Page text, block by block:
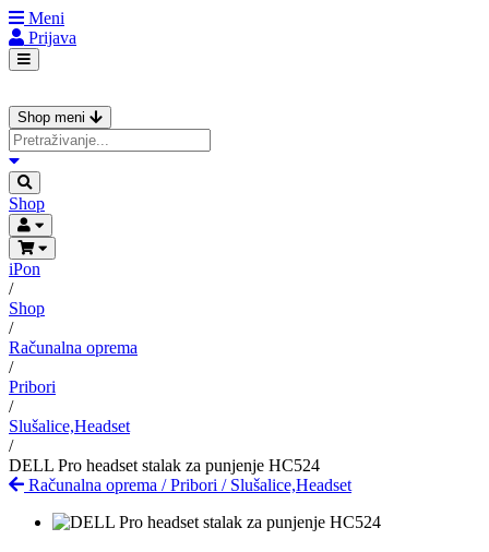
Meni
Prijava
Shop meni
Shop
iPon
/
Shop
/
Računalna oprema
/
Pribori
/
Slušalice,Headset
/
DELL Pro headset stalak za punjenje HC524
Računalna oprema /Pribori / Slušalice,Headset